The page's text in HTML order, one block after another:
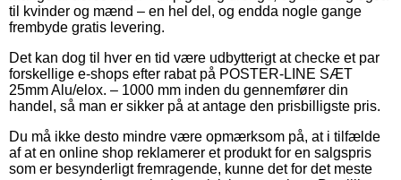
til kvinder og mænd – en hel del, og endda nogle gange
frembyde gratis levering.
Det kan dog til hver en tid være udbytterigt at checke et par
forskellige e-shops efter rabat på POSTER-LINE SÆT
25mm Alu/elox. – 1000 mm inden du gennemfører din
handel, så man er sikker på at antage den prisbilligste pris.
Du må ikke desto mindre være opmærksom på, at i tilfælde
af at en online shop reklamerer et produkt for en salgspris
som er besynderligt fremragende, kunne det for det meste